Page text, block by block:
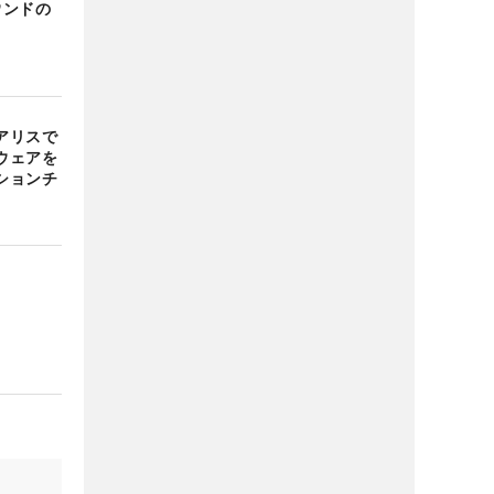
ドの
リスで
ェアを
ョンチ